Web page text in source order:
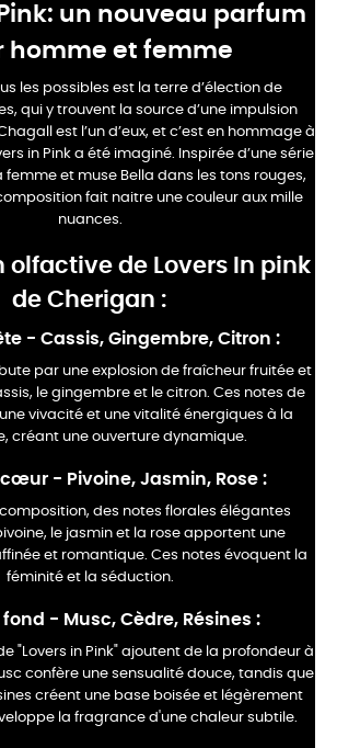
un nouveau parfum
homme et femme
les possibles est la terre d’élection de
qui y trouvent la source d’une impulsion
est l’un d’eux, et c’est en hommage à
in Pink a été imaginé. Inspirée d’une série
et muse Bella dans les tons rouges,
fait naitre une couleur aux mille
nuances.
olfactive de Lovers In pink
de Cherigan :
- Cassis, Gingembre, Citron :
par une explosion de fraîcheur fruitée et
le gingembre et le citron. Ces notes de
vivacité et une vitalité énergiques à la
créant une ouverture dynamique.
cœur - Pivoine, Jasmin, Rose :
des notes florales élégantes
le jasmin et la rose apportent une
et romantique. Ces notes évoquent la
féminité et la séduction.
fond - Musc, Cèdre, Résines :
"Lovers in Pink" ajoutent de la profondeur à
confère une sensualité douce, tandis que
créent une base boisée et légèrement
la fragrance d'une chaleur subtile.